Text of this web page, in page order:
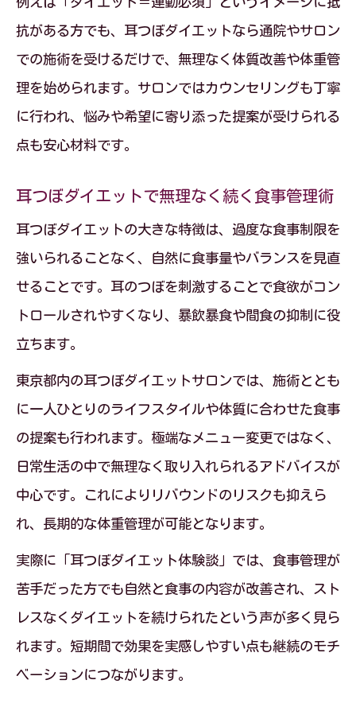
抗がある方でも、耳つぼダイエットなら通院やサロン
での施術を受けるだけで、無理なく体質改善や体重管
理を始められます。サロンではカウンセリングも丁寧
に行われ、悩みや希望に寄り添った提案が受けられる
点も安心材料です。
耳つぼダイエットで無理なく続く食事管理術
耳つぼダイエットの大きな特徴は、過度な食事制限を
強いられることなく、自然に食事量やバランスを見直
せることです。耳のつぼを刺激することで食欲がコン
トロールされやすくなり、暴飲暴食や間食の抑制に役
立ちます。
東京都内の耳つぼダイエットサロンでは、施術ととも
に一人ひとりのライフスタイルや体質に合わせた食事
の提案も行われます。極端なメニュー変更ではなく、
日常生活の中で無理なく取り入れられるアドバイスが
中心です。これによりリバウンドのリスクも抑えら
れ、長期的な体重管理が可能となります。
実際に「耳つぼダイエット体験談」では、食事管理が
苦手だった方でも自然と食事の内容が改善され、スト
レスなくダイエットを続けられたという声が多く見ら
れます。短期間で効果を実感しやすい点も継続のモチ
ベーションにつながります。